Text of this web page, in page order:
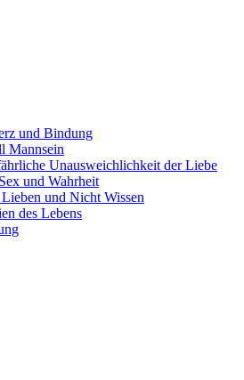
und Bindung
Mannsein
Unausweichlichkeit der Liebe
und Wahrheit
und Nicht Wissen
des Lebens